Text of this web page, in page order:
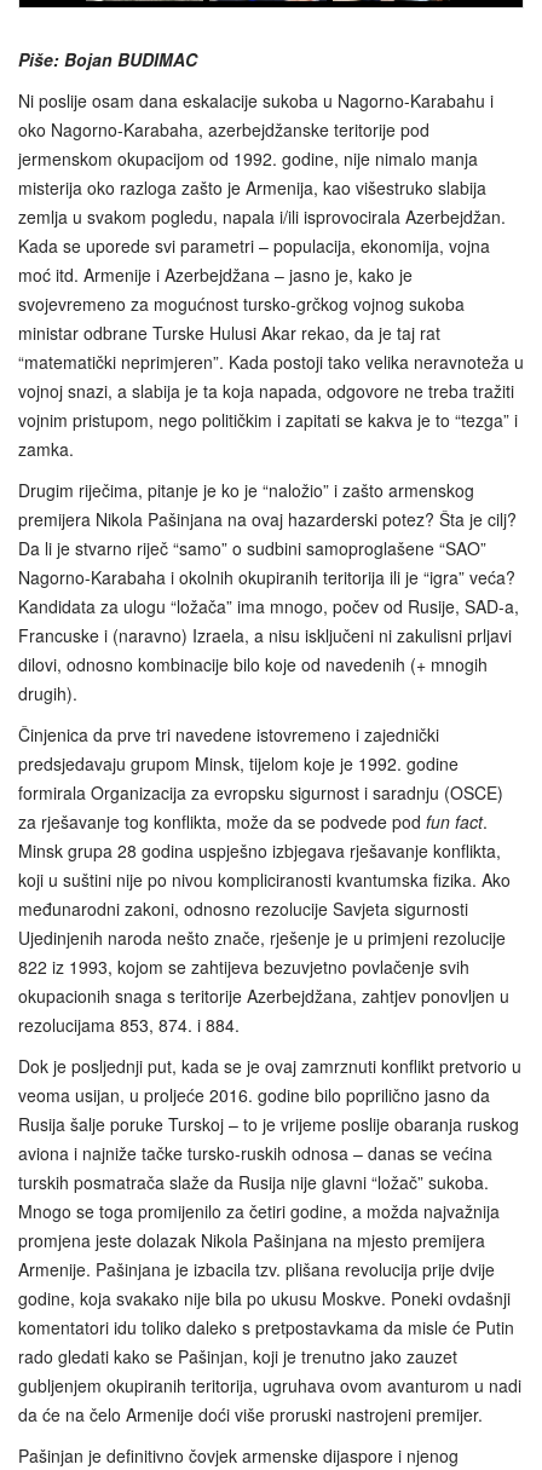
Piše: Bojan BUDIMAC
Ni poslije osam dana eskalacije sukoba u Nagorno-Karabahu i
oko Nagorno-Karabaha, azerbejdžanske teritorije pod
jermenskom okupacijom od 1992. godine, nije nimalo manja
misterija oko razloga zašto je Armenija, kao višestruko slabija
zemlja u svakom pogledu, napala i/ili isprovocirala Azerbejdžan.
Kada se uporede svi parametri – populacija, ekonomija, vojna
moć itd. Armenije i Azerbejdžana – jasno je, kako je
svojevremeno za mogućnost tursko-grčkog vojnog sukoba
ministar odbrane Turske Hulusi Akar rekao, da je taj rat
“matematički neprimjeren”. Kada postoji tako velika neravnoteža u
vojnoj snazi, a slabija je ta koja napada, odgovore ne treba tražiti
vojnim pristupom, nego političkim i zapitati se kakva je to “tezga” i
zamka.
Drugim riječima, pitanje je ko je “naložio” i zašto armenskog
premijera Nikola Pašinjana na ovaj hazarderski potez? Šta je cilj?
Da li je stvarno riječ “samo” o sudbini samoproglašene “SAO”
Nagorno-Karabaha i okolnih okupiranih teritorija ili je “igra” veća?
Kandidata za ulogu “ložača” ima mnogo, počev od Rusije, SAD-a,
Francuske i (naravno) Izraela, a nisu isključeni ni zakulisni prljavi
dilovi, odnosno kombinacije bilo koje od navedenih (+ mnogih
drugih).
Činjenica da prve tri navedene istovremeno i zajednički
predsjedavaju grupom Minsk, tijelom koje je 1992. godine
formirala Organizacija za evropsku sigurnost i saradnju (OSCE)
za rješavanje tog konflikta, može da se podvede pod fun fact.
Minsk grupa 28 godina uspješno izbjegava rješavanje konflikta,
koji u suštini nije po nivou kompliciranosti kvantumska fizika. Ako
međunarodni zakoni, odnosno rezolucije Savjeta sigurnosti
Ujedinjenih naroda nešto znače, rješenje je u primjeni rezolucije
822 iz 1993, kojom se zahtijeva bezuvjetno povlačenje svih
okupacionih snaga s teritorije Azerbejdžana, zahtjev ponovljen u
rezolucijama 853, 874. i 884.
Dok je posljednji put, kada se je ovaj zamrznuti konflikt pretvorio u
veoma usijan, u proljeće 2016. godine bilo poprilično jasno da
Rusija šalje poruke Turskoj – to je vrijeme poslije obaranja ruskog
aviona i najniže tačke tursko-ruskih odnosa – danas se većina
turskih posmatrača slaže da Rusija nije glavni “ložač” sukoba.
Mnogo se toga promijenilo za četiri godine, a možda najvažnija
promjena jeste dolazak Nikola Pašinjana na mjesto premijera
Armenije. Pašinjana je izbacila tzv. plišana revolucija prije dvije
godine, koja svakako nije bila po ukusu Moskve. Poneki ovdašnji
komentatori idu toliko daleko s pretpostavkama da misle će Putin
rado gledati kako se Pašinjan, koji je trenutno jako zauzet
gubljenjem okupiranih teritorija, ugruhava ovom avanturom u nadi
da će na čelo Armenije doći više proruski nastrojeni premijer.
Pašinjan je definitivno čovjek armenske dijaspore i njenog